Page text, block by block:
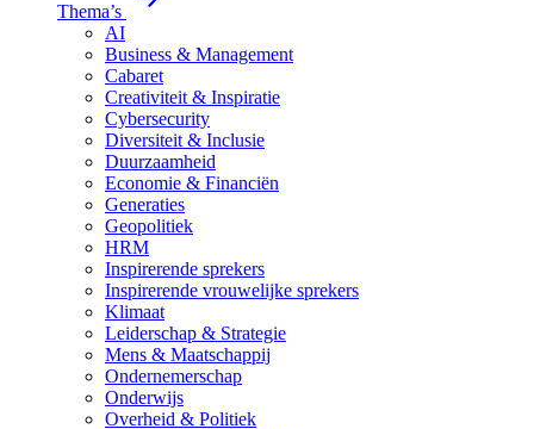
Thema’s
AI
Business & Management
Cabaret
Creativiteit & Inspiratie
Cybersecurity
Diversiteit & Inclusie
Duurzaamheid
Economie & Financiën
Generaties
Geopolitiek
HRM
Inspirerende sprekers
Inspirerende vrouwelijke sprekers
Klimaat
Leiderschap & Strategie
Mens & Maatschappij
Ondernemerschap
Onderwijs
Overheid & Politiek